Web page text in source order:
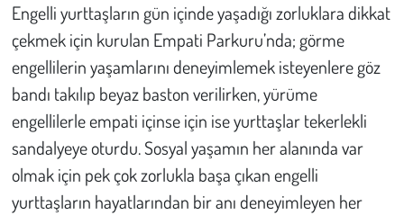
Engelli yurttaşların gün içinde yaşadığı zorluklara dikkat
çekmek için kurulan Empati Parkuru’nda; görme
engellilerin yaşamlarını deneyimlemek isteyenlere göz
bandı takılıp beyaz baston verilirken, yürüme
engellilerle empati içinse için ise yurttaşlar tekerlekli
sandalyeye oturdu. Sosyal yaşamın her alanında var
olmak için pek çok zorlukla başa çıkan engelli
yurttaşların hayatlarından bir anı deneyimleyen her